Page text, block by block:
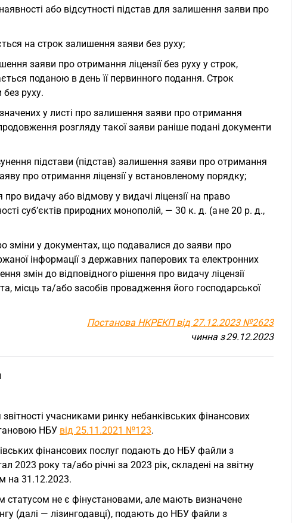
або відсутності підстав для залишення заяви про
на строк залишення заяви без руху;
заяви про отримання ліцензії без руху у строк,
поданою в день її первинного подання. Строк
руху.
у листі про залишення заяви про отримання
розгляду такої заяви раніше подані документи
підстави (підстав) залишення заяви про отримання
про отримання ліцензії у встановленому порядку;
видачу або відмову у видачі ліцензії на право
суб’єктів природних монополій, — 30 к. д. (а не 20 р. д.,
зміни у документах, що подавалися до заяви про
інформації з державних паперових та електронних
змін до відповідного рішення про видачу ліцензії
місць та/або засобів провадження його господарської
Постанова НКРЕКП від 27.12.2023 №2623
чинна з 29.12.2023
учасниками ринку небанківських фінансових
НБУ від 25.11.2021 №123.
фінансових послуг подають до НБУ файли з
2023 року та/або річні за 2023 рік, складені на звітну
на 31.12.2023.
статусом не є фінустановами, але мають визначене
(далі — лізингодавці), подають до НБУ файли з